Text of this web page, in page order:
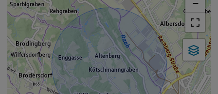
−